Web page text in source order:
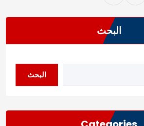
البحث
البحث